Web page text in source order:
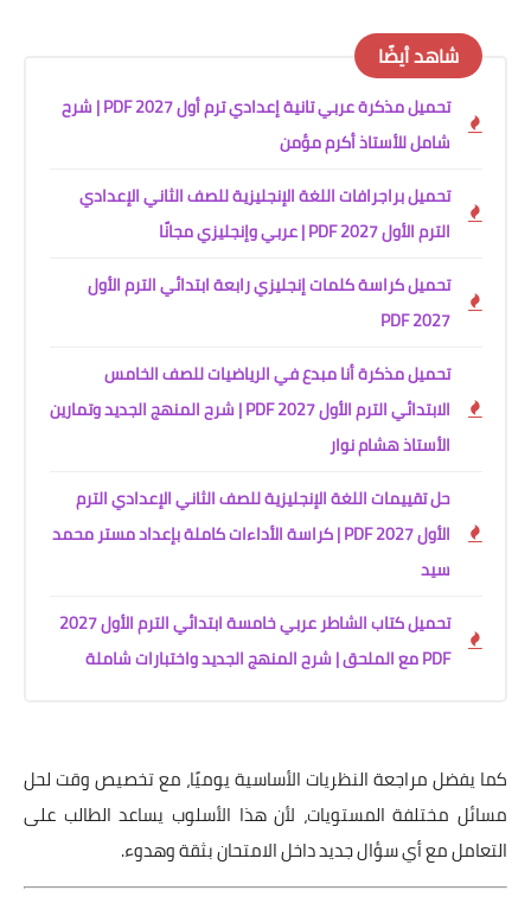
شاهد أيضًا
تحميل مذكرة عربي تانية إعدادي ترم أول 2027 PDF | شرح
شامل للأستاذ أكرم مؤمن
تحميل براجرافات اللغة الإنجليزية للصف الثاني الإعدادي
الترم الأول 2027 PDF | عربي وإنجليزي مجانًا
تحميل كراسة كلمات إنجليزي رابعة ابتدائي الترم الأول
2027 PDF
تحميل مذكرة أنا مبدع في الرياضيات للصف الخامس
الابتدائي الترم الأول 2027 PDF | شرح المنهج الجديد وتمارين
الأستاذ هشام نوار
حل تقييمات اللغة الإنجليزية للصف الثاني الإعدادي الترم
الأول 2027 PDF | كراسة الأداءات كاملة بإعداد مستر محمد
سيد
تحميل كتاب الشاطر عربي خامسة ابتدائي الترم الأول 2027
PDF مع الملحق | شرح المنهج الجديد واختبارات شاملة
كما يفضل مراجعة النظريات الأساسية يوميًا، مع تخصيص وقت لحل
مسائل مختلفة المستويات، لأن هذا الأسلوب يساعد الطالب على
التعامل مع أي سؤال جديد داخل الامتحان بثقة وهدوء.